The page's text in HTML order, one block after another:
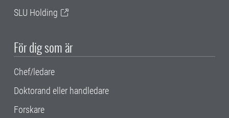
SLU Holding
För dig som är
Chef/ledare
Doktorand eller handledare
Forskare